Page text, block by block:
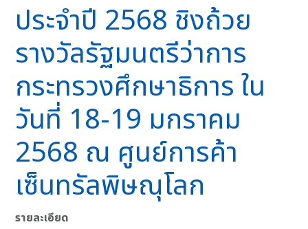
ประจำปี 2568 ชิงถ้วย
รางวัลรัฐมนตรีว่าการ
กระทรวงศึกษาธิการ ใน
วันที่ 18-19 มกราคม
2568 ณ ศูนย์การค้า
เซ็นทรัลพิษณุโลก
รายละเอียด